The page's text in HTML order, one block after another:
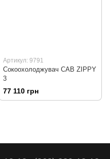
Артикул: 9791
Сокоохолоджувач CAB ZIPPY
3
77 110 грн